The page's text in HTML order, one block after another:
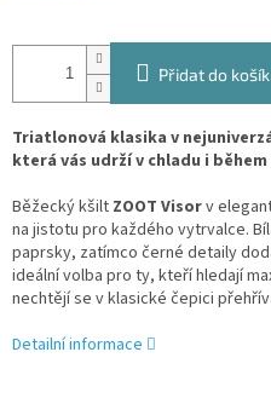
Přidat do
Triatlonová klasika v
která vás udrží v chladu i
Běžecký kšilt ZOOT Visorv
na jistotu pro každého vytrvalce.
paprsky, zatímco černé detaily
ideální volba pro ty, kteří hledají
nechtějí se v klasické čepici
Detailní informace